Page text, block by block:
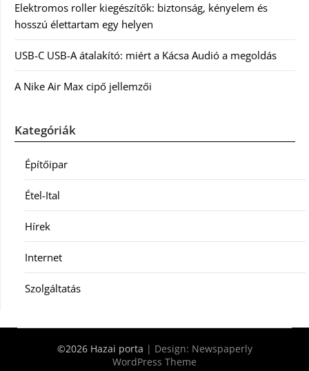
Elektromos roller kiegészítők: biztonság, kényelem és
hosszú élettartam egy helyen
USB-C USB-A átalakító: miért a Kácsa Audió a megoldás
A Nike Air Max cipő jellemzői
Kategóriák
Építőipar
Étel-Ital
Hírek
Internet
Szolgáltatás
©2026 Hazai porta | Design: Newspaperly
WordPress Theme